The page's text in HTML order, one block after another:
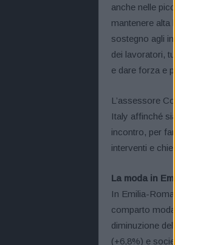
anche nelle piccole
mantenere alta la
sostegno agli
dei lavoratori, tutti
e dare forza e
L’assessore Colla ha,
Italy affinché sia
incontro, per fare il
interventi e chiedere un
La moda in Emilia-
In Emilia-Romagna
comparto moda e
diminuzione delle ditte
(+6,8%) e società di